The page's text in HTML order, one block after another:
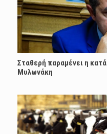
Σταθερή παραμένει η
Μυλωνάκη